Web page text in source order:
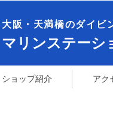
大阪・天満橋のダイビ
マリンステーシ
ショップ紹介 アク